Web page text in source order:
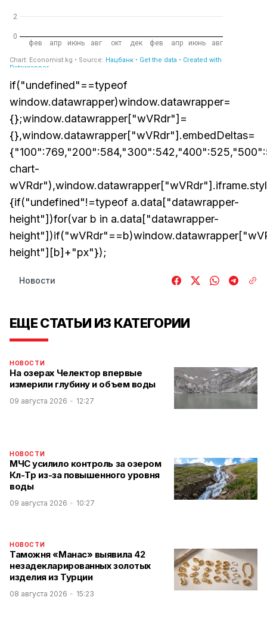
if("undefined"==typeof
window.datawrapper)window.datawrapper=
{};window.datawrapper["wVRdr"]=
{},window.datawrapper["wVRdr"].embedDeltas=
chart-
{if("undefined"!=typeof a.data["datawrapper-
height"])for(var b in a.data["datawrapper-
height"][b]+"px"});
Новости
ЕЩЕ СТАТЬИ ИЗ КАТЕГОРИИ
НОВОСТИ
На озерах Челектор впервые
измерили глубину и объем воды
09 августа 2026 12:27
НОВОСТИ
МЧС усилило контроль за озером
Көл-Төр из-за повышенного уровня
воды
09 августа 2026 10:27
НОВОСТИ
Таможня «Манас» выявила 42
незадекларированных золотых
изделия из Турции
08 августа 2026 15:23